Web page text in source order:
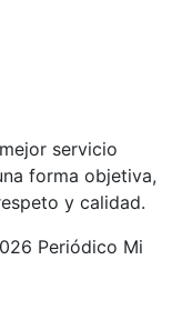
servicio
forma objetiva,
y calidad.
Periódico Mi